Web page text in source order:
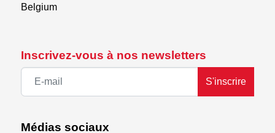
Inscrivez-vous à nos newsletters
S'inscrire
Médias sociaux
Belgium